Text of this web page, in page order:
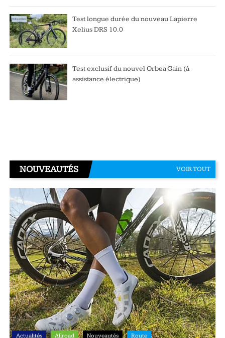
Test longue durée du nouveau Lapierre
Xelius DRS 10.0
Test exclusif du nouvel Orbea Gain (à
assistance électrique)
NOUVEAUTÉS VOIR TOUT
Actualités Allroad Nouveautés Route